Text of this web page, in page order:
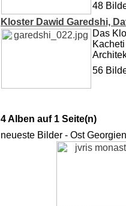
48
Kloster Dawid Garedshi,
Das
56
4 Alben auf 1 Seite(n)
neueste Bilder - Ost